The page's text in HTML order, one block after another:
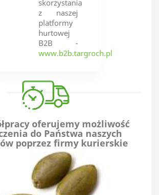
skorzystania
z naszej
platformy
hurtowej
B2B -
www.b2b.targroch.pl
oferujemy możliwość
do Państwa naszych
poprzez firmy kurierskie